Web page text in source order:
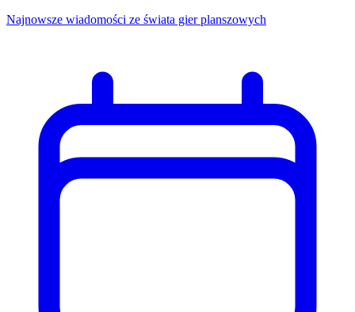
Najnowsze wiadomości ze świata gier planszowych